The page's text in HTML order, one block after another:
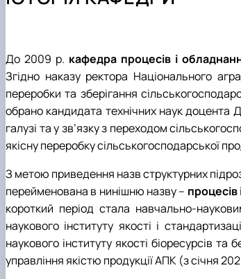
Міжнародна діяльність
Дисципліни кафедри
До 2009 р. кафедра процесів і
Згідно наказу ректора Національного
переробки та зберігання
обрано кандидата технічних наук
галузі та у зв’язку з переходом
якісну переробку сільськогосподарської
З метою приведення назв структурних
перейменована в нинішню назву –
короткий період стала навчально-
наукового інституту якості і
наукового інституту якості біоресурсів
управління якістю продукції АПК (з січня